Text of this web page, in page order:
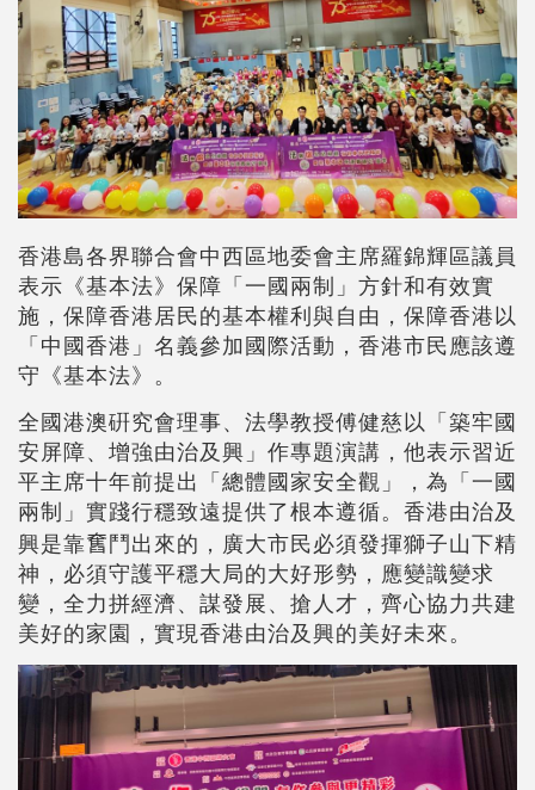
香港島各界聯合會中西區地委會主席羅錦輝區議員
表示《基本法》保障「一國兩制」方針和有效實
施，保障香港居民的基本權利與自由，保障香港以
「中國香港」名義參加國際活動，香港市民應該遵
守《基本法》。
全國港澳硏究會理事、法學教授傅健慈以「築牢國
安屏障、增強由治及興」作專題演講，他表示習近
平主席十年前提出「總體國家安全觀」，為「一國
兩制」實踐行穩致遠提供了根本遵循。香港由治及
興是靠𡚒鬥出來的，廣大市民必須發揮獅子山下精
神，必須守護平穩大局的大好形勢，應變識變求
變，全力拼經濟、謀發展、搶人才，齊心協力共建
美好的家園，實現香港由治及興的美好未來。